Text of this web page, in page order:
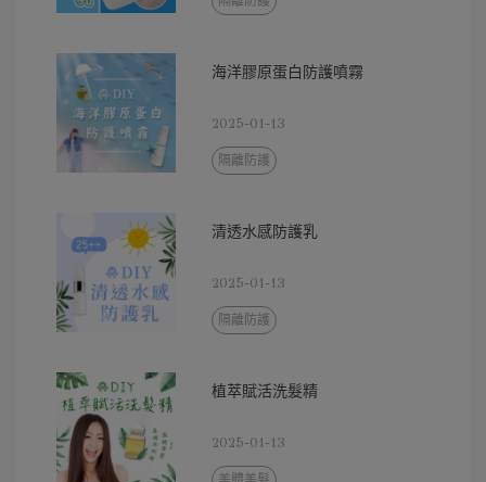
海洋膠原蛋白防護噴霧
2025-01-13
隔離防護
清透水感防護乳
2025-01-13
隔離防護
植萃賦活洗髮精
2025-01-13